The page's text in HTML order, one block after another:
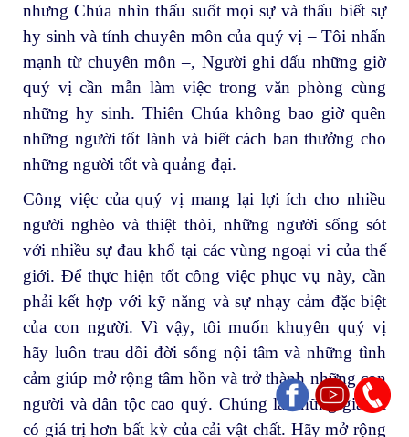
nhưng Chúa nhìn thấu suốt mọi sự và thấu biết sự
hy sinh và tính chuyên môn của quý vị – Tôi nhấn
mạnh từ chuyên môn –, Người ghi dấu những giờ
quý vị cần mẫn làm việc trong văn phòng cùng
những hy sinh. Thiên Chúa không bao giờ quên
những người tốt lành và biết cách ban thưởng cho
những người tốt và quảng đại.
Công việc của quý vị mang lại lợi ích cho nhiều
người nghèo và thiệt thòi, những người sống sót
với nhiều sự đau khổ tại các vùng ngoại vi của thế
giới. Để thực hiện tốt công việc phục vụ này, cần
phải kết hợp với kỹ năng và sự nhạy cảm đặc biệt
của con người. Vì vậy, tôi muốn khuyên quý vị
hãy luôn trau dồi đời sống nội tâm và những tình
cảm giúp mở rộng tâm hồn và trở thành những con
người và dân tộc cao quý. Chúng là những gia tài
có giá trị hơn bất kỳ của cải vật chất. Hãy mở rộng